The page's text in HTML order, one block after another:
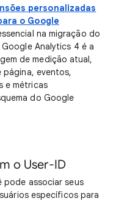
personalizadas
o Google
na migração do
Analytics 4 é a
de medição atual,
página, eventos,
e métricas
do Google
o User-ID
pode associar seus
específicos para